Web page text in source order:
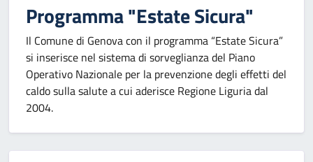
Programma "Estate Sicura"
Il Comune di Genova con il programma “Estate Sicura”
si inserisce nel sistema di sorveglianza del Piano
Operativo Nazionale per la prevenzione degli effetti del
caldo sulla salute a cui aderisce Regione Liguria dal
2004.